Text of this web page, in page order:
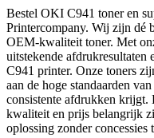
Bestel OKI C941 toner en
Printercompany. Wij zijn dé
OEM-kwaliteit toner. Met
uitstekende
C941 printer. Onze toners
aan de hoge standaarden
consistente afdrukken
kwaliteit en prijs belangrijk
oplossing zonder concessies